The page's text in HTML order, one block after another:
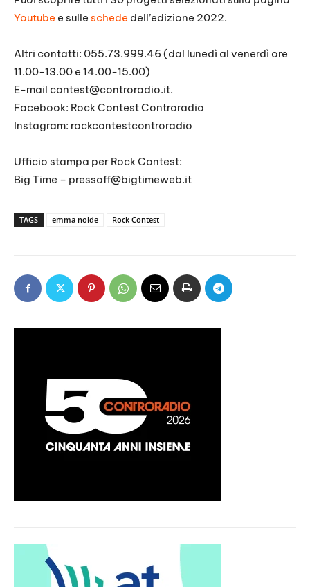
Youtube e sulle schede dell’edizione 2022.
Altri contatti: 055.73.999.46 (dal lunedì al venerdì ore
11.00-13.00 e 14.00-15.00)
E-mail contest@controradio.it.
Facebook: Rock Contest Controradio
Instagram: rockcontestcontroradio
Ufficio stampa per Rock Contest:
Big Time – pressoff@bigtimeweb.it
TAGS emma nolde Rock Contest